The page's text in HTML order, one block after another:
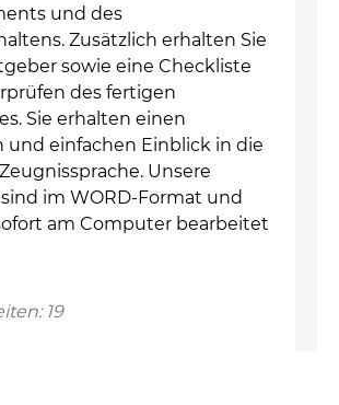
und des
Zusätzlich erhalten Sie
sowie eine Checkliste
des fertigen
Sie erhalten einen
und einfachen Einblick in die
Unsere
im WORD-Format und
am Computer bearbeitet
19